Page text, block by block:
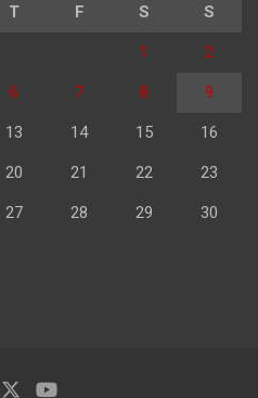
T F S S
1 2
6 7 8 9
13 14 15 16
20 21 22 23
27 28 29 30